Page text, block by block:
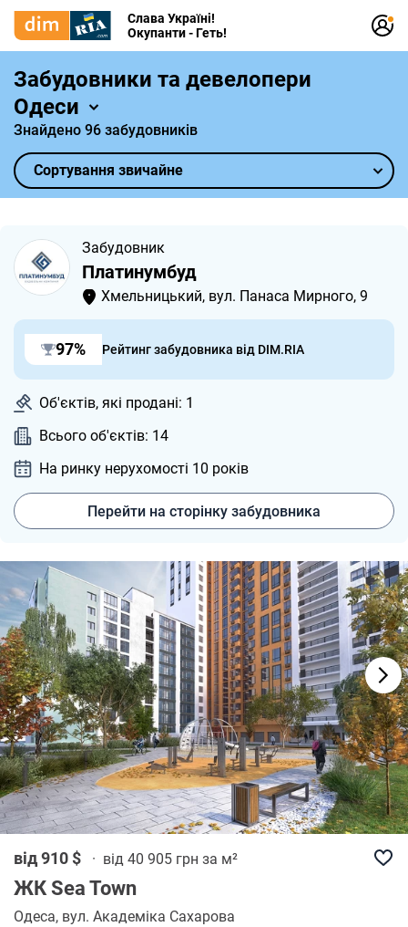
Слава Україні!
Окупанти - Геть!
Забудовники та девелопери
Одеси
Знайдено 96 забудовників
Сортування звичайне
Забудовник
Платинумбуд
Хмельницький, вул. Панаса Мирного, 9
97% Рейтинг забудовника від DIM.RIA
Об'єктів, які продані: 1
Всього об'єктів: 14
На ринку нерухомості 10 років
Перейти на сторінку забудовника
від 910 $ · від 40 905 грн за м²
ЖК Sea Town
Одеса, вул. Академіка Сахарова